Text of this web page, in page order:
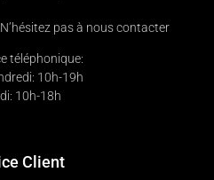
pas à nous contacter
téléphonique:
10h-19h
10h-18h
Client